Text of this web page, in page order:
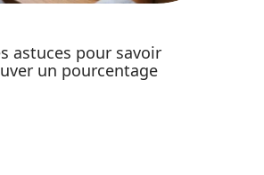
astuces pour savoir
un pourcentage